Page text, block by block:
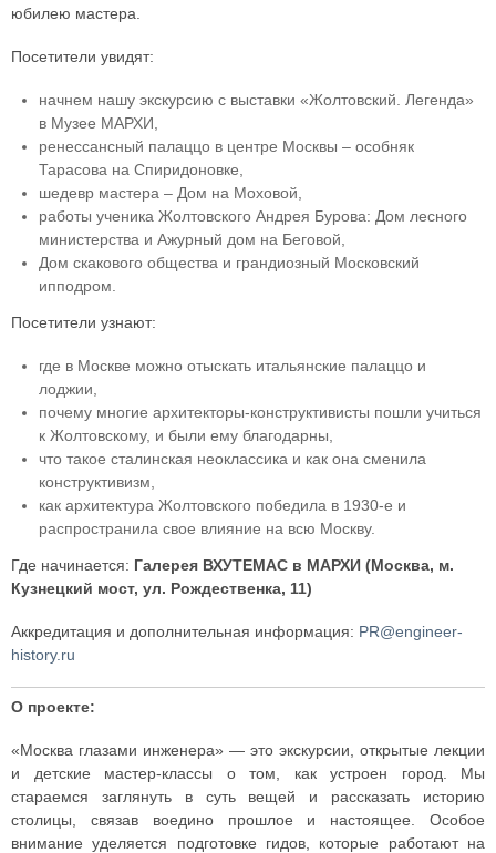
юбилею мастера.
Посетители увидят:
начнем нашу экскурсию с выставки «Жолтовский. Легенда»
в Музее МАРХИ,
ренессансный палаццо в центре Москвы – особняк
Тарасова на Спиридоновке,
шедевр мастера – Дом на Моховой,
работы ученика Жолтовского Андрея Бурова: Дом лесного
министерства и Ажурный дом на Беговой,
Дом скакового общества и грандиозный Московский
ипподром.
Посетители узнают:
где в Москве можно отыскать итальянские палаццо и
лоджии,
почему многие архитекторы-конструктивисты пошли учиться
к Жолтовскому, и были ему благодарны,
что такое сталинская неоклассика и как она сменила
конструктивизм,
как архитектура Жолтовского победила в 1930-е и
распространила свое влияние на всю Москву.
Где начинается: Галерея ВХУТЕМАС в МАРХИ (Москва, м.
Кузнецкий мост, ул. Рождественка, 11)
Аккредитация и дополнительная информация: PR@engineer-
history.ru
О проекте:
«Москва глазами инженера» — это экскурсии, открытые лекции
и детские мастер-классы о том, как устроен город. Мы
стараемся заглянуть в суть вещей и рассказать историю
столицы, связав воедино прошлое и настоящее. Особое
внимание уделяется подготовке гидов, которые работают на